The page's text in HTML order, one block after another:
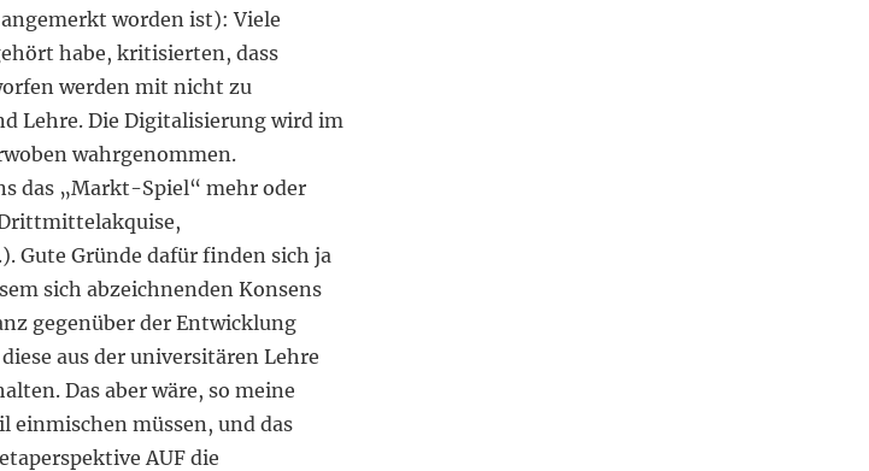
worden ist): Viele
habe, kritisierten, dass
werden mit nicht zu
Lehre. Die Digitalisierung wird im
wahrgenommen.
das „Markt-Spiel“ mehr oder
Gute Gründe dafür finden sich ja
sich abzeichnenden Konsens
gegenüber der Entwicklung
aus der universitären Lehre
Das aber wäre, so meine
einmischen müssen, und das
AUF die